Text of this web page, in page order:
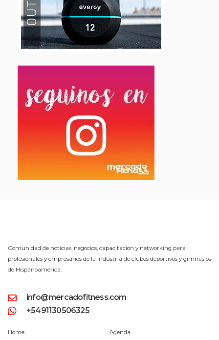
Comunidad de noticias, negocios, capacitación y networking para
profesionales y empresarios de la industria de clubes deportivos y gimnasios
de Hispanoamérica.
info@mercadofitness.com
+5491130506325
Home Agenda